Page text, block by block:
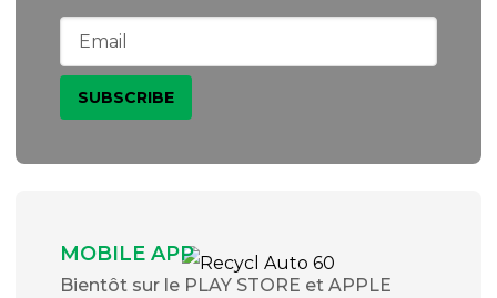
MOBILE APP
Bientôt sur le PLAY STORE et APPLE